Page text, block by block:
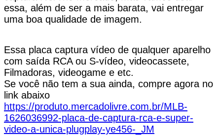
essa, além de ser a mais barata, vai entregar
uma boa qualidade de imagem.
Essa placa captura vídeo de qualquer aparelho
com saída RCA ou S-vídeo, videocassete,
Filmadoras, videogame e etc.
Se você não tem a sua ainda, compre agora no
link abaixo
https://produto.mercadolivre.com.br/MLB-
1626036992-placa-de-captura-rca-e-super-
video-a-unica-plugplay-ye456-_JM